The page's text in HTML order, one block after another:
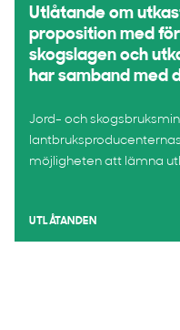
Utlåtande om
proposition med
skogslagen och
har samband med
Jord- och
möjligheten att lämna
UTLÅTANDEN